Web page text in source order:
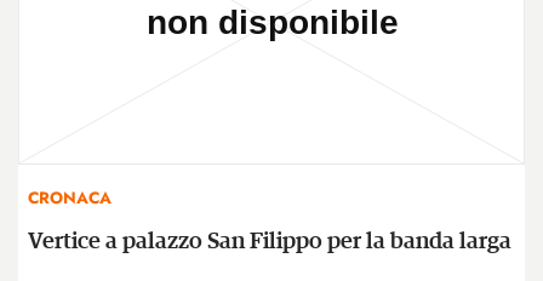
CRONACA
Vertice a palazzo San Filippo per la banda larga